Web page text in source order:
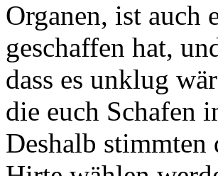
Organen, ist auch
geschaffen hat,
dass es unklug
die euch Schafen
Deshalb stimmten